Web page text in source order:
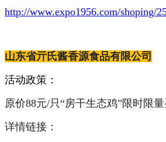
http://www.expo1956.com/shoping/
山东省亓氏酱香源食品有限公司
活动政策：
原价88元/只“房干生态鸡”限时限量
详情链接：